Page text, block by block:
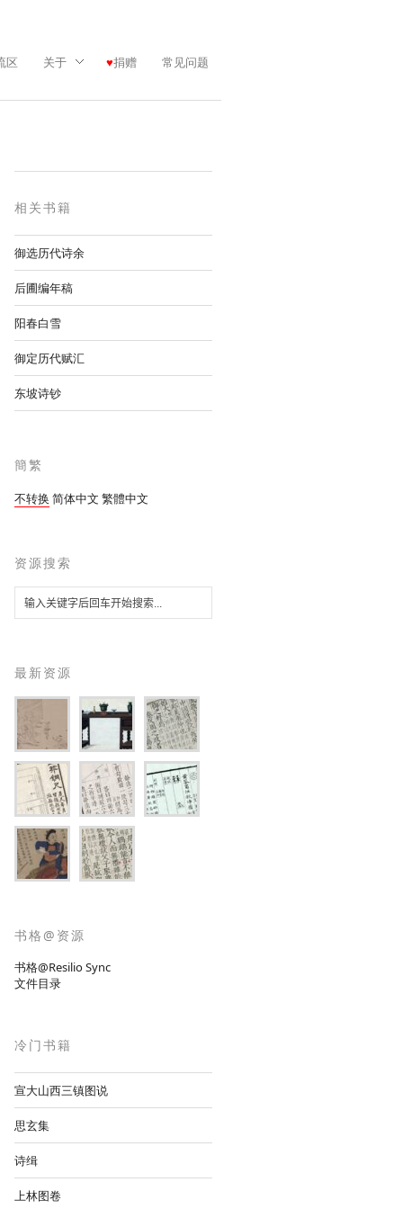
区 关于 捐赠 常见问题
相关书籍
御选历代诗余
后圃编年稿
阳春白雪
御定历代赋汇
东坡诗钞
簡繁
不转换 简体中文 繁體中文
资源搜索
最新资源
书格@资源
书格@Resilio Sync
文件目录
冷门书籍
宣大山西三镇图说
思玄集
诗缉
上林图卷